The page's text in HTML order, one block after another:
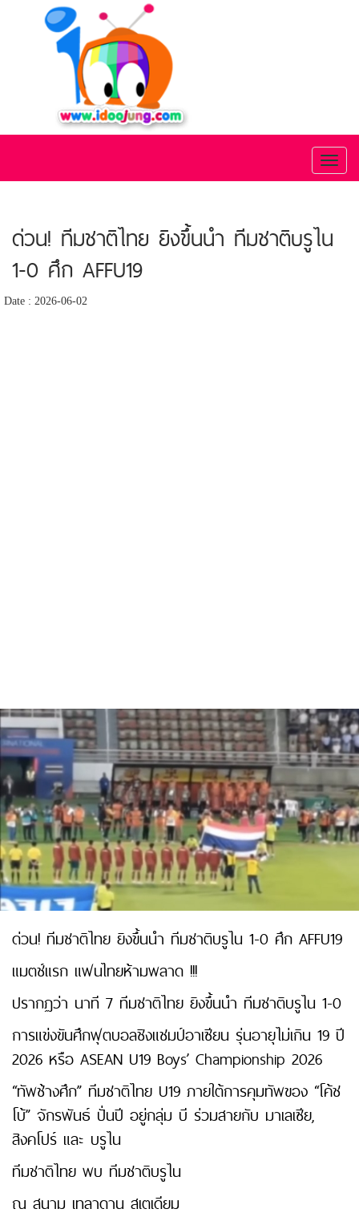
ด่วน! ทีมชาติไทย ยิงขึ้นนำ ทีมชาติบรูไน
1-0 ศึก AFFU19
Date : 2026-06-02
ด่วน! ทีมชาติไทย ยิงขึ้นนำ ทีมชาติบรูไน 1-0 ศึก AFFU19
แมตช์แรก แฟนไทยห้ามพลาด !!!
ปรากฏว่า นาที 7 ทีมชาติไทย ยิงขึ้นนำ ทีมชาติบรูไน 1-0
การแข่งขันศึกฟุตบอลชิงแชมป์อาเซียน รุ่นอายุไม่เกิน 19 ปี
2026 หรือ ASEAN U19 Boys’ Championship 2026
“ทัพช้างศึก” ทีมชาติไทย U19 ภายใต้การคุมทัพของ “โค้ช
โบ้” จักรพันธ์ ปั่นปี อยู่กลุ่ม บี ร่วมสายกับ มาเลเซีย,
สิงคโปร์ และ บรูไน
ทีมชาติไทย พบ ทีมชาติบรูไน
ณ สนาม เทลาดาน สเตเดียม